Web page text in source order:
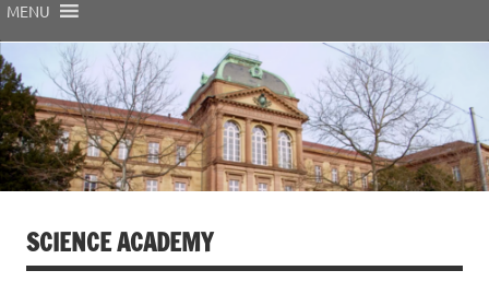
MENU
SCIENCE ACADEMY